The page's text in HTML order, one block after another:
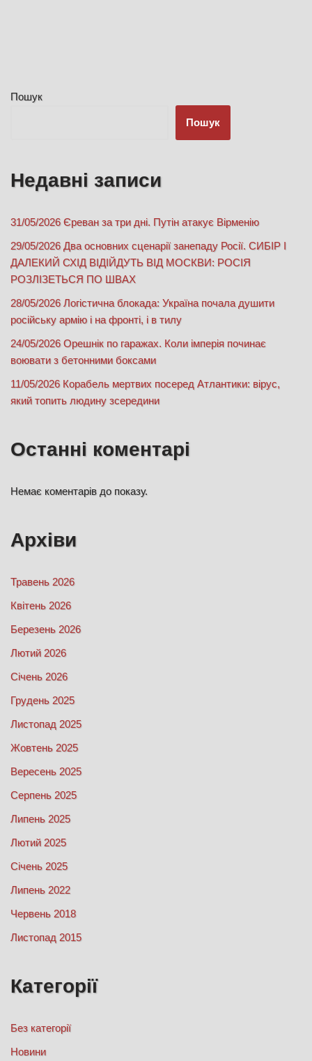
Пошук
Пошук
Недавні записи
31/05/2026 Єреван за три дні. Путін атакує Вірменію
29/05/2026 Два основних сценарії занепаду Росії. СИБІР І
ДАЛЕКИЙ СХІД ВІДІЙДУТЬ ВІД МОСКВИ: РОСІЯ
РОЗЛІЗЕТЬСЯ ПО ШВАХ
28/05/2026 Логістична блокада: Україна почала душити
російську армію і на фронті, і в тилу
24/05/2026 Орешнік по гаражах. Коли імперія починає
воювати з бетонними боксами
11/05/2026 Корабель мертвих посеред Атлантики: вірус,
який топить людину зсередини
Останні коментарі
Немає коментарів до показу.
Архіви
Травень 2026
Квітень 2026
Березень 2026
Лютий 2026
Січень 2026
Грудень 2025
Листопад 2025
Жовтень 2025
Вересень 2025
Серпень 2025
Липень 2025
Лютий 2025
Січень 2025
Липень 2022
Червень 2018
Листопад 2015
Категорії
Без категорії
Новини